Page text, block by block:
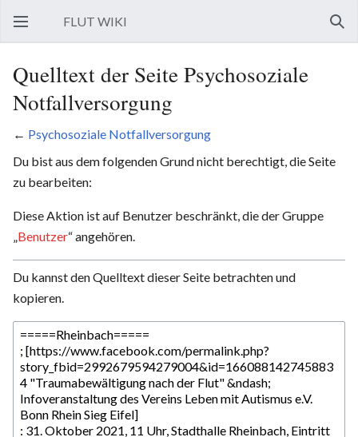
Hauptmenü öffnen
FLUT WIKI
Quelltext der Seite Psychosoziale
Notfallversorgung
← Psychosoziale Notfallversorgung
Du bist aus dem folgenden Grund nicht berechtigt, die Seite
zu bearbeiten:
Diese Aktion ist auf Benutzer beschränkt, die der Gruppe
„Benutzer“ angehören.
Du kannst den Quelltext dieser Seite betrachten und
kopieren.